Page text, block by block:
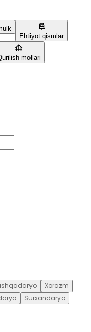
Ehtiyot qismlar
mollari
Xorazm
Surxandaryo